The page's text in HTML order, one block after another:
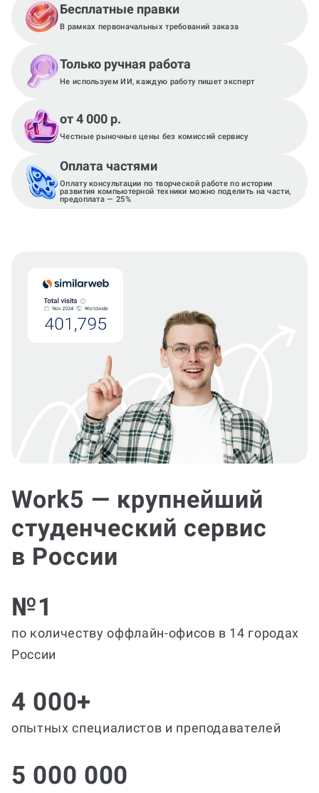
Бесплатные правки
В рамках первоначальных требований заказа
Только ручная работа
Не используем ИИ, каждую работу пишет эксперт
от 4 000 р.
Честные рыночные цены без комиссий сервису
Оплата частями
Оплату консультации по творческой работе по истории
развития компьютерной техники можно поделить на части,
предоплата — 25%
Work5 — крупнейший
студенческий сервис
в России
№1
по количеству оффлайн-офисов в 14 городах
России
4 000+
опытных специалистов и преподавателей
5 000 000